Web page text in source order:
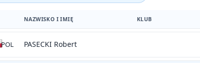
NAZWISKO I IMIĘ KLUB
POL PASECKI Robert